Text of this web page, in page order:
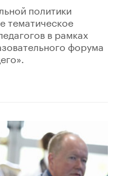
политики
тематическое
в рамках
форума